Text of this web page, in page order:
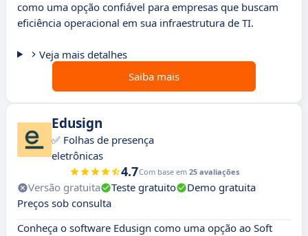
como uma opção confiável para empresas que buscam
eficiência operacional em sua infraestrutura de TI.
Veja mais detalhes
Saiba mais
Edusign
✅ Folhas de presença
eletrônicas
4.7Com base em 25 avaliações
Versão gratuita Teste gratuito
Demo gratuita
Preços sob consulta
Conheça o software Edusign como uma opção ao Soft